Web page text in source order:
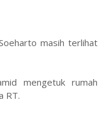
masih terlihat
mengetuk rumah
RT.